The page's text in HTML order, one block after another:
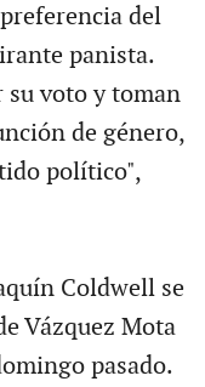
del
panista.
su voto y toman
de género,
político",
Coldwell se
Vázquez Mota
pasado.